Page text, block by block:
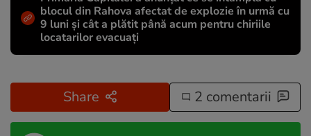
blocul din Rahova afectat de explozie în urmă cu
9 luni și cât a plătit până acum pentru chiriile
locatarilor evacuați
Share 2 comentarii